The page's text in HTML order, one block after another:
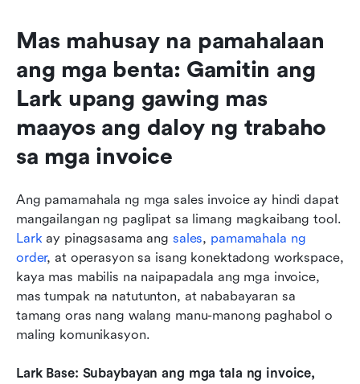
Mas mahusay na pamahalaan
ang mga benta: Gamitin ang
Lark upang gawing mas
maayos ang daloy ng trabaho
sa mga invoice
Ang pamamahala ng mga sales invoice ay hindi dapat
Lark ay pinagsasama ang sales, pamamahala ng
order, at operasyon sa isang konektadong workspace,
kaya mas mabilis na naipapadala ang mga invoice,
mas tumpak na natutunton, at nababayaran sa
tamang oras nang walang manu-manong paghabol o
maling komunikasyon.
Lark Base: Subaybayan ang mga tala ng invoice,